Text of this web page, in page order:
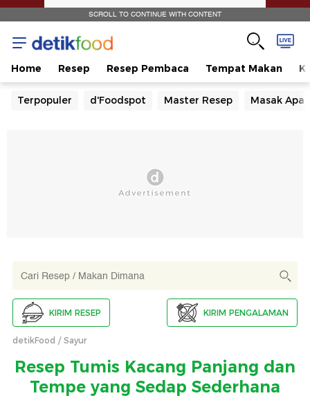
SCROLL TO CONTINUE WITH CONTENT
Home Resep Resep Pembaca Tempat Makan
Terpopuler d'Foodspot Master Resep Masak Apa
KIRIM RESEP KIRIM PENGALAMAN
detikFood Sayur
Resep Tumis Kacang Panjang dan
Tempe yang Sedap Sederhana